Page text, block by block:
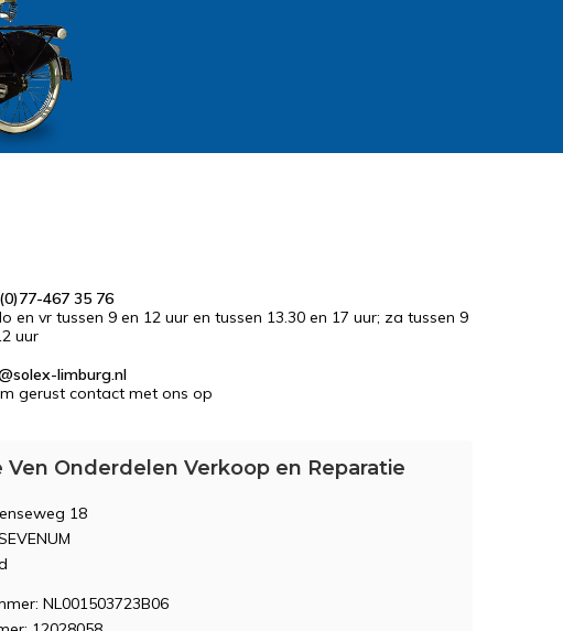
467 35 76
en vr tussen 9 en 12 uur en tussen 13.30 en 17 uur; za tussen 9
uur
limburg.nl
gerust contact met ons op
Ven Onderdelen Verkoop en Reparatie
18
NL001503723B06